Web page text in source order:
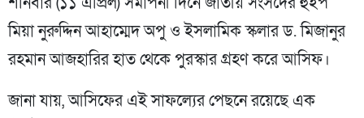
মিয়া নুরুদ্দিন আহাম্মেদ অপু ও ইসলামিক স্কলার ড. মিজানুর
রহমান আজহারির হাত থেকে পুরস্কার গ্রহণ করে আসিফ।
জানা যায়, আসিফের এই সাফল্যের পেছনে রয়েছে এক